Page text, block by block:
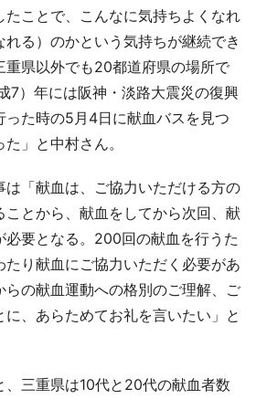
ことで、こんなに気持ちよくなれ
れる）のかという気持ちが継続でき
重県以外でも20都道府県の場所で
7）年には阪神・淡路大震災の復興
った時の5月4日に献血バスを見つ
」と中村さん。
「献血は、ご協力いただける方の
ことから、献血をしてから次回、献
必要となる。200回の献血を行うた
り献血にご協力いただく必要があ
らの献血運動への格別のご理解、ご
、あらためてお礼を言いたい」と
三重県は10代と20代の献血者数